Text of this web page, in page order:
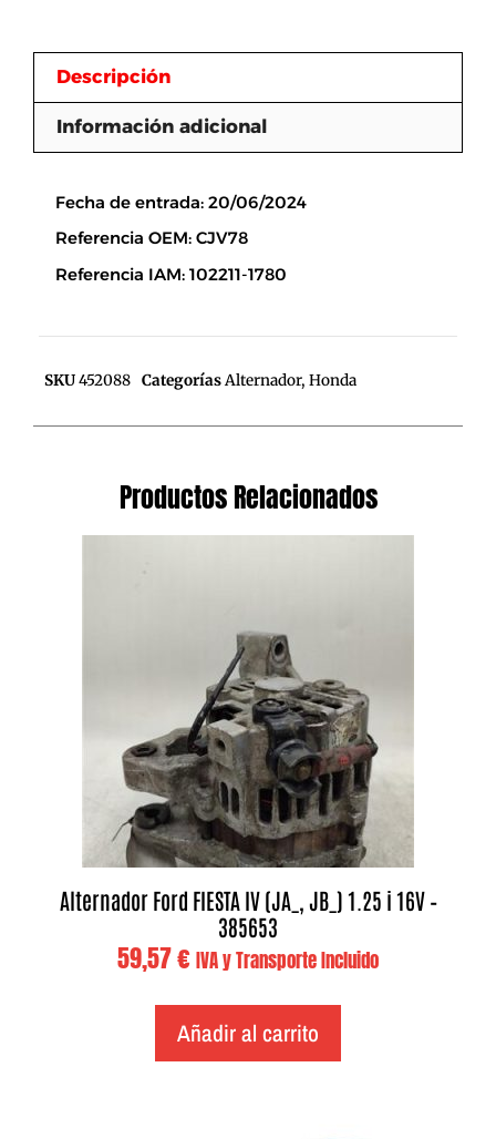
Descripción
Información adicional
Fecha de entrada: 20/06/2024
Referencia OEM: CJV78
Referencia IAM: 102211-1780
SKU452088 CategoríasAlternador, Honda
Productos Relacionados
Alternador Ford FIESTA IV (JA_, JB_) 1.25 i 16V –
385653
59,57€ IVA y Transporte Incluido
Añadir al carrito